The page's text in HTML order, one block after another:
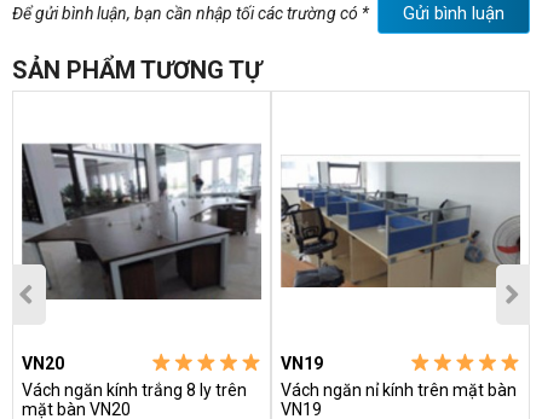
Để gửi bình luận, bạn cần nhập tối các trường có * Gửi bình luận
SẢN PHẨM TƯƠNG TỰ
VN20
Vách ngăn kính trắng 8 ly trên
mặt bàn VN20
VN19
Vách ngăn nỉ kính trên mặt bàn
VN19